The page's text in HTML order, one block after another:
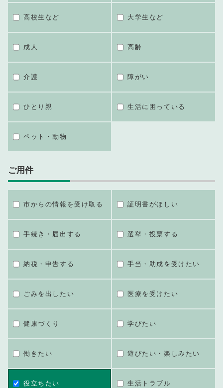
高校生など 大学生など
成人 高齢
介護 障がい
ひとり親 生活に困っている
ペット・動物
ご用件
市からの情報を受け取る 証明書がほしい
手続き・届出する 選挙・投票する
納税・申告する 手当・助成を受けたい
ごみを出したい 医療を受けたい
健康づくり 学びたい
働きたい 遊びたい・楽しみたい
役立ちたい 生活トラブル